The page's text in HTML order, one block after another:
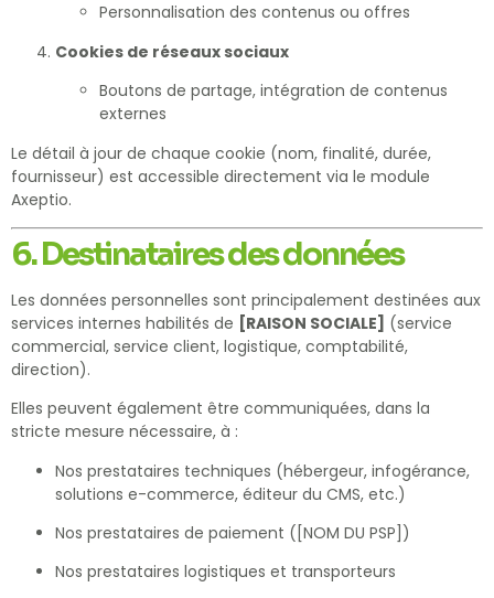
Personnalisation des contenus ou offres
Cookies de réseaux sociaux
Boutons de partage, intégration de contenus
externes
Le détail à jour de chaque cookie (nom, finalité, durée,
fournisseur) est accessible directement via le module
Axeptio.
6. Destinataires des données
Les données personnelles sont principalement destinées aux
services internes habilités de [RAISON SOCIALE] (service
commercial, service client, logistique, comptabilité,
direction).
Elles peuvent également être communiquées, dans la
stricte mesure nécessaire, à :
Nos prestataires techniques (hébergeur, infogérance,
solutions e-commerce, éditeur du CMS, etc.)
Nos prestataires de paiement ([NOM DU PSP])
Nos prestataires logistiques et transporteurs